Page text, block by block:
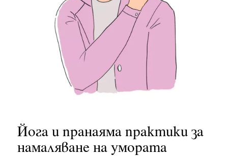
Йога и пранаяма практики за
намаляване на умората